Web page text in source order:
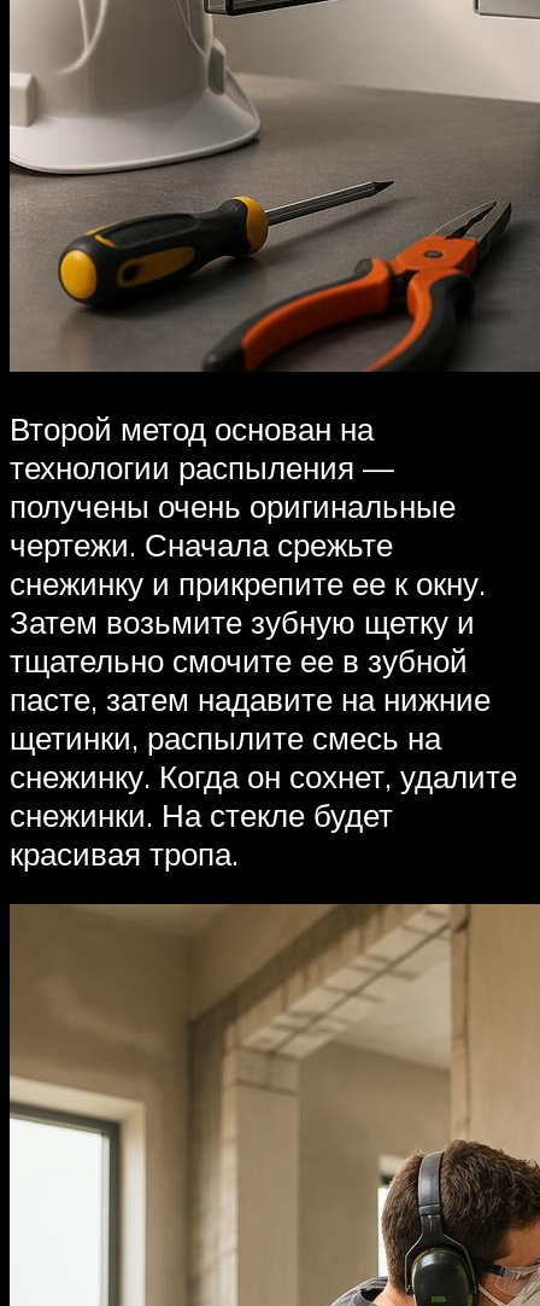
Второй метод основан на
технологии распыления —
получены очень оригинальные
чертежи. Сначала срежьте
снежинку и прикрепите ее к окну.
Затем возьмите зубную щетку и
тщательно смочите ее в зубной
пасте, затем надавите на нижние
щетинки, распылите смесь на
снежинку. Когда он сохнет, удалите
снежинки. На стекле будет
красивая тропа.